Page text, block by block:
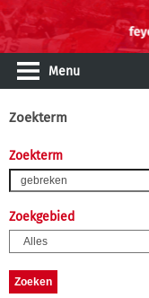
Menu
Zoekterm
Zoekterm
Zoekgebied